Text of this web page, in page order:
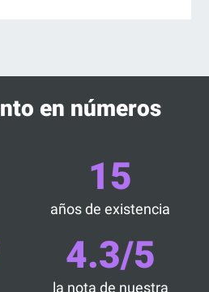
en números
15
años de existencia
4.3/5
la nota de nuestra